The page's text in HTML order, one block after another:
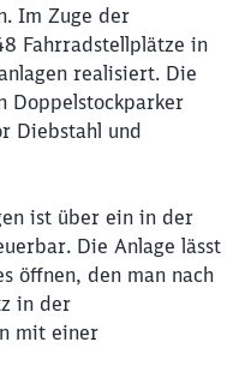
Im Zuge der
Fahrradstellplätze in
realisiert. Die
Doppelstockparker
Diebstahl und
ist über ein in der
Die Anlage lässt
öffnen, den man nach
in der
mit einer